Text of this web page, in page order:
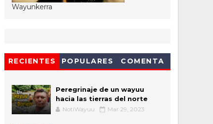
Wayunkerra
RECIENTES POPULARES COMENTA
Peregrinaje de un wayuu
hacia las tierras del norte
NotiWayuu Mar 29, 2023